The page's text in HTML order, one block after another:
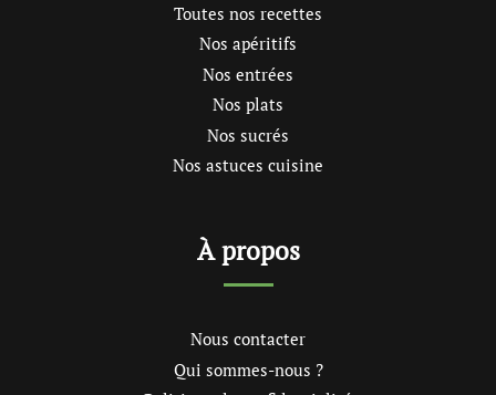
Toutes nos recettes
Nos apéritifs
Nos entrées
Nos plats
Nos sucrés
Nos astuces cuisine
À propos
Nous contacter
Qui sommes-nous ?